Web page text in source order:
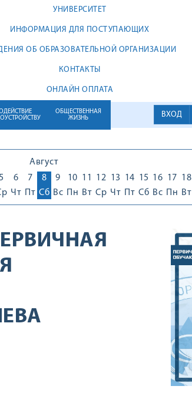
УНИВЕРСИТЕТ
ИНФОРМАЦИЯ ДЛЯ ПОСТУПАЮЩИХ
ОБ ОБРАЗОВАТЕЛЬНОЙ ОРГАНИЗАЦИИ
КОНТАКТЫ
ОНЛАЙН ОПЛАТА
ВХОД
ОБЩЕСТВЕННАЯ
ЖИЗНЬ
Август
6
Чт
7
Пт
8
Сб
9
Вс
10
Пн
11
Вт
12
Ср
13
Чт
14
Пт
15
Сб
16
Вс
17
Пн
18
Вт